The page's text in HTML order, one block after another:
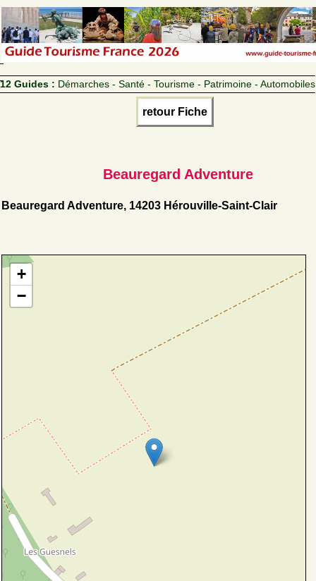
12 Guides : Démarches - Santé - Tourisme - Patrimoine - Automobiles
retour Fiche
Beauregard Adventure
Beauregard Adventure, 14203 Hérouville-Saint-Clair
+
−